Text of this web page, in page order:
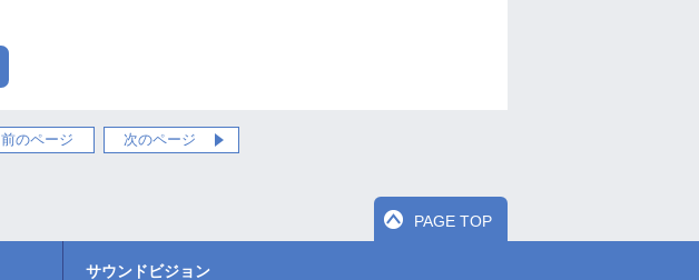
前のページ 次のページ
PAGE TOP
サウンドビジョン